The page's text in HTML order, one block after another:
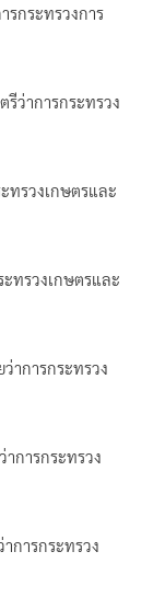
กระทรวงการ
ว่าการกระทรวง
ทรวงเกษตรและ
ทรวงเกษตรและ
าการกระทรวง
การกระทรวง
การกระทรวง